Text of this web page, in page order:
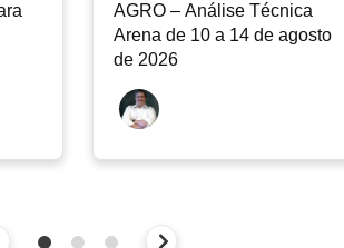
AGRO – Análise Técnica
Arena de 10 a 14 de agosto
de 2026